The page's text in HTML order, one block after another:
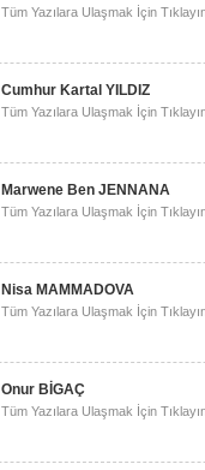
Tüm Yazılara Ulaşmak İçin
Cumhur Kartal YILDIZ
Tüm Yazılara Ulaşmak İçin
Marwene Ben JENNANA
Tüm Yazılara Ulaşmak İçin
Nisa MAMMADOVA
Tüm Yazılara Ulaşmak İçin
Onur BİGAÇ
Tüm Yazılara Ulaşmak İçin